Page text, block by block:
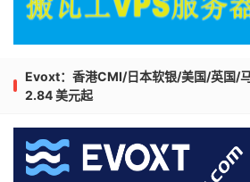
Evoxt：香港CMI/日本软银/美国/英国/
2.84 美元起